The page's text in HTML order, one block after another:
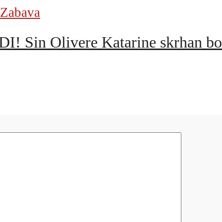
Zabava
Sin Olivere Katarine skrhan